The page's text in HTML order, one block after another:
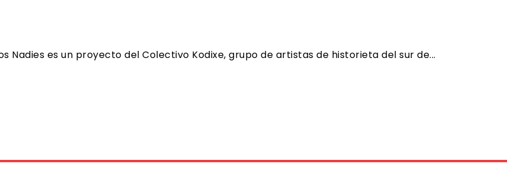
Nadies es un proyecto del Colectivo Kodixe, grupo de artistas de historieta del sur de...